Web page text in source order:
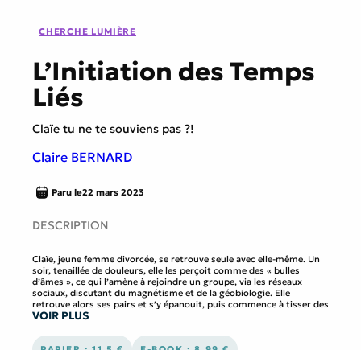
CHERCHE LUMIÈRE
L’Initiation des Temps
Liés
Claïe tu ne te souviens pas ?!
Claire BERNARD
Paru le22 mars 2023
DESCRIPTION
Claïe, jeune femme divorcée, se retrouve seule avec elle-même. Un
soir, tenaillée de douleurs, elle les perçoit comme des « bulles
d’âmes », ce qui l’amène à rejoindre un groupe, via les réseaux
sociaux, discutant du magnétisme et de la géobiologie. Elle
retrouve alors ses pairs et s’y épanouit, puis commence à tisser des
liens avec un certain D’Mon, médium. Ils se trouvent des points
deviennent comme une torture télépathique pour l’héroïne : elle se
VOIR PLUS